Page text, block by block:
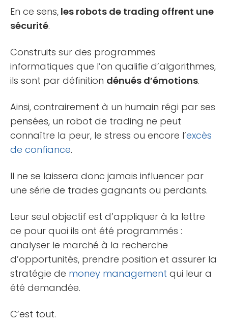
En ce sens, les robots de trading offrent une
sécurité.
Construits sur des programmes
informatiques que l’on qualifie d’algorithmes,
ils sont par définition dénués d’émotions.
Ainsi, contrairement à un humain régi par ses
pensées, un robot de trading ne peut
connaître la peur, le stress ou encore l’excès
de confiance.
Il ne se laissera donc jamais influencer par
une série de trades gagnants ou perdants.
Leur seul objectif est d’appliquer à la lettre
ce pour quoi ils ont été programmés :
analyser le marché à la recherche
d’opportunités, prendre position et assurer la
stratégie de money management qui leur a
été demandée.
C’est tout.